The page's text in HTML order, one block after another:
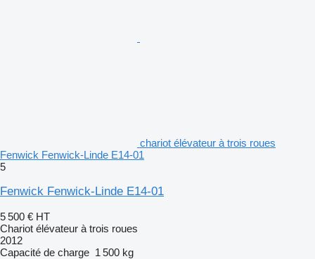
chariot élévateur à trois roues
Fenwick Fenwick-Linde E14-01
5
Fenwick Fenwick-Linde E14-01
5 500 € HT
Chariot élévateur à trois roues
2012
Capacité de charge 1 500 kg